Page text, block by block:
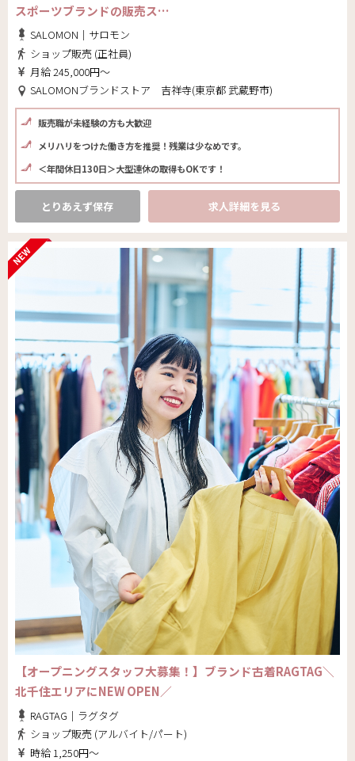
スポーツブランドの販売ス…
SALOMON｜サロモン
ショップ販売 (正社員)
月給 245,000円～
SALOMONブランドストア 吉祥寺(東京都 武蔵野市)
販売職が未経験の方も大歓迎
メリハリをつけた働き方を推奨！残業は少なめです。
＜年間休日130日＞大型連休の取得もOKです！
とりあえず保存 求人詳細を見る
【オープニングスタッフ大募集！】ブランド古着RAGTAG＼
北千住エリアにNEW OPEN／
RAGTAG｜ラグタグ
ショップ販売 (アルバイト/パート)
時給 1,250円～